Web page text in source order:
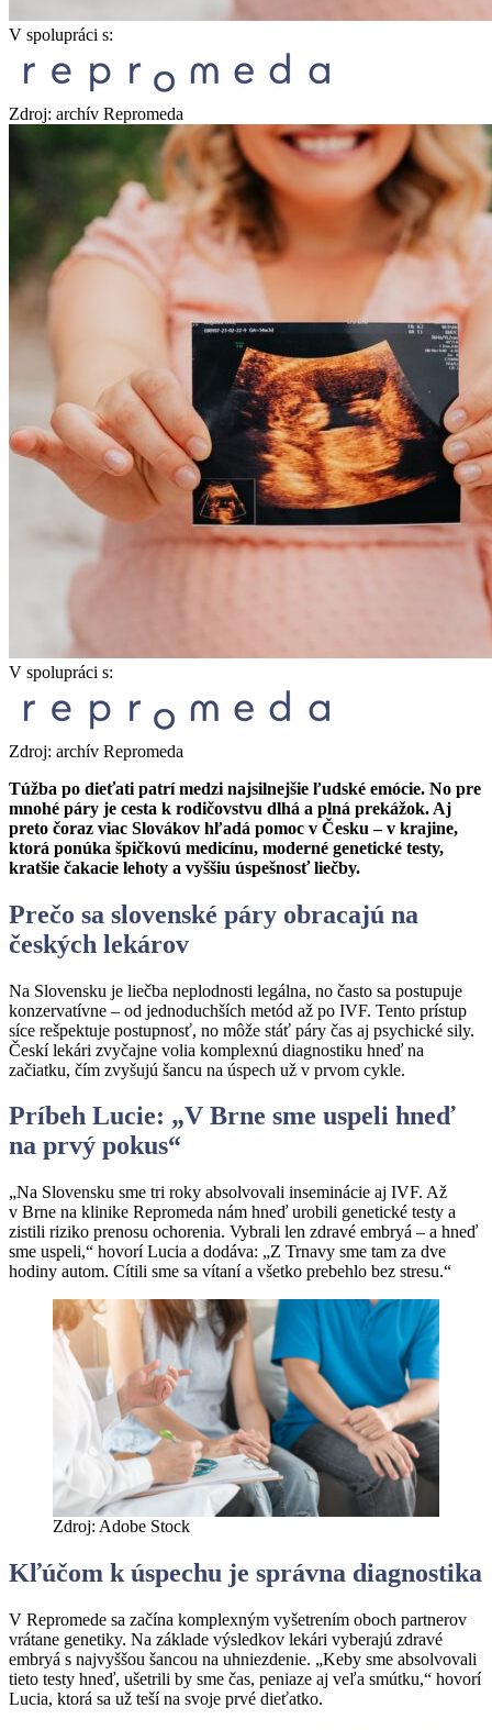
V spolupráci s:
Zdroj: archív Repromeda
V spolupráci s:
Zdroj: archív Repromeda
Túžba po dieťati patrí medzi najsilnejšie ľudské emócie. No pre
mnohé páry je cesta k rodičovstvu dlhá a plná prekážok. Aj
preto čoraz viac Slovákov hľadá pomoc v Česku – v krajine,
ktorá ponúka špičkovú medicínu, moderné genetické testy,
kratšie čakacie lehoty a vyššiu úspešnosť liečby.
Prečo sa slovenské páry obracajú na
českých lekárov
Na Slovensku je liečba neplodnosti legálna, no často sa postupuje
konzervatívne – od jednoduchších metód až po IVF. Tento prístup
síce rešpektuje postupnosť, no môže stáť páry čas aj psychické sily.
Českí lekári zvyčajne volia komplexnú diagnostiku hneď na
začiatku, čím zvyšujú šancu na úspech už v prvom cykle.
Príbeh Lucie: „V Brne sme uspeli hneď
na prvý pokus“
„Na Slovensku sme tri roky absolvovali inseminácie aj IVF. Až
v Brne na klinike Repromeda nám hneď urobili genetické testy a
zistili riziko prenosu ochorenia. Vybrali len zdravé embryá – a hneď
sme uspeli,“ hovorí Lucia a dodáva: „Z Trnavy sme tam za dve
hodiny autom. Cítili sme sa vítaní a všetko prebehlo bez stresu.“
Zdroj: Adobe Stock
Kľúčom k úspechu je správna diagnostika
V Repromede sa začína komplexným vyšetrením oboch partnerov
vrátane genetiky. Na základe výsledkov lekári vyberajú zdravé
embryá s najvyššou šancou na uhniezdenie. „Keby sme absolvovali
tieto testy hneď, ušetrili by sme čas, peniaze aj veľa smútku,“ hovorí
Lucia, ktorá sa už teší na svoje prvé dieťatko.